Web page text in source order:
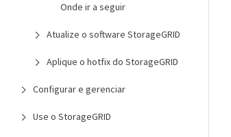
Onde ir a seguir
Atualize o software StorageGRID
Aplique o hotfix do StorageGRID
Configurar e gerenciar
Use o StorageGRID